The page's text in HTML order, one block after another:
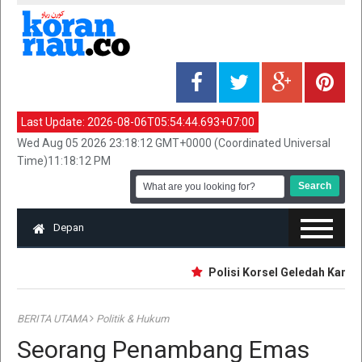
Last Update: 2026-08-06T05:54:44.693+07:00
Wed Aug 05 2026 23:18:12 GMT+0000 (Coordinated Universal
Time)11:18:12 PM
Depan
Polisi Korsel Geledah Kantor
BERITA UTAMA Politik & Hukum
Seorang Penambang Emas